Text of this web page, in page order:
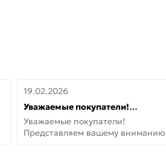
19.02.2026
Уважаемые покупатели!
Представляем вашему вниманию
новинки от Armadillo!
Уважаемые покупатели!
Представляем вашему вниманию
новинки от Armadillo! Новая